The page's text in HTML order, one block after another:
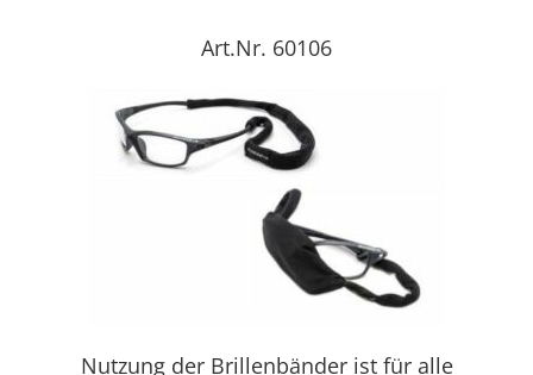
Art.Nr. 60106
Nutzung der Brillenbänder ist für alle